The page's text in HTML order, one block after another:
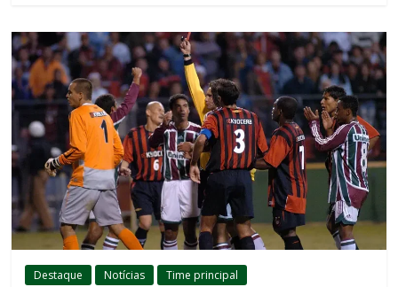
Destaque Notícias Time principal